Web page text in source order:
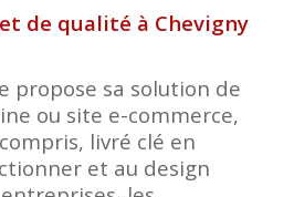
de qualité à Chevigny
propose sa solution de
ou site e-commerce,
livré clé en
et au design